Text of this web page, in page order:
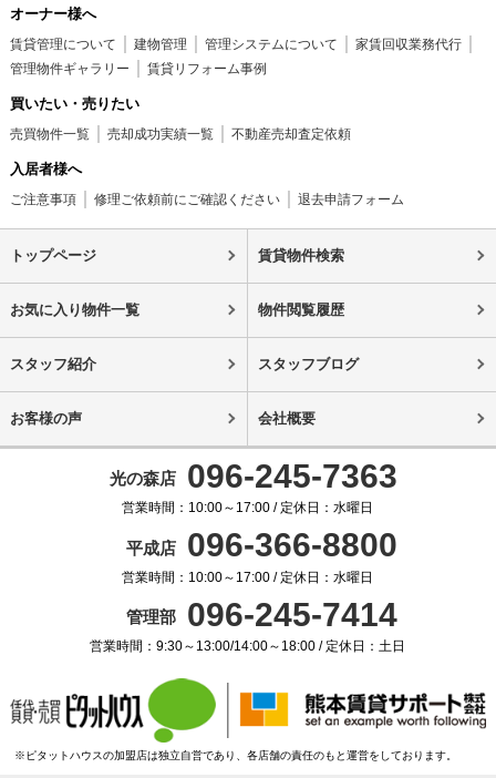
オーナー様へ
賃貸管理について 建物管理 管理システムについて
家賃回収業務代行
管理物件ギャラリー
賃貸リフォーム事例
買いたい・売りたい
売買物件一覧 売却成功実績一覧 不動産売却査定依頼
入居者様へ
ご注意事項 修理ご依頼前にご確認ください 退去申請フォーム
トップページ 賃貸物件検索
お気に入り物件一覧 物件閲覧履歴
スタッフ紹介 スタッフブログ
お客様の声 会社概要
光の森店 096-245-7363
営業時間：10:00～17:00 / 定休日：水曜日
平成店 096-366-8800
営業時間：10:00～17:00 / 定休日：水曜日
管理部 096-245-7414
営業時間：9:30～13:00/14:00～18:00 / 定休日：土日
※ピタットハウスの加盟店は独立自営であり、各店舗の責任のもと運営をしております。